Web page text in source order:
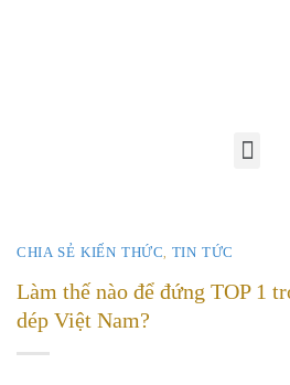
CHIA SẺ KIẾN THỨC TIN TỨC
Làm thế nào để đứng TOP 1
dép Việt Nam?